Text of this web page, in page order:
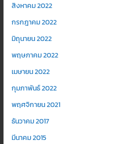
สิงหาคม 2022
กรกฎาคม 2022
มิถุนายน 2022
พฤษภาคม 2022
เมษายน 2022
กุมภาพันธ์ 2022
พฤศจิกายน 2021
ธันวาคม 2017
มีนาคม 2015